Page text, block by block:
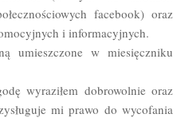
facebook) oraz
i informacyjnych.
umieszczone w miesięczniku
wyraziłem dobrowolnie oraz
mi prawo do wycofania